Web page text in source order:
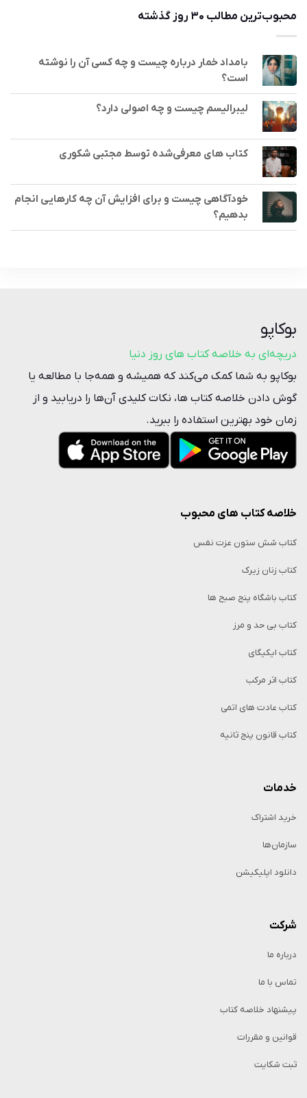
محبوب‌ترین مطالب ۳۰ روز گذشته
بامداد خمار درباره چیست و چه کسی آن را نوشته
است؟
لیبرالیسم چیست و چه اصولی دارد؟
کتاب های معرفی‌شده توسط مجتبی شکوری
خودآگاهی چیست و برای افزایش آن چه کارهایی انجام
بدهیم؟
بوکاپو
دریچه‌ای به خلاصه کتاب‌ های روز دنیا
بوکاپو به شما کمک می‌کند که همیشه و همه‌جا با مطالعه یا
گوش دادن خلاصه‌ کتاب ها، نکات کلیدی آن‌ها را دریابید و از
زمان خود بهترین استفاده را ببرید.
خلاصه کتاب‌ های محبوب
کتاب شش ستون عزت نفس
کتاب زنان زیرک
کتاب باشگاه پنج صبح ها
کتاب بی حد و مرز
کتاب ایکیگای
کتاب اثر مرکب
کتاب عادت های اتمی
کتاب قانون پنج ثانیه
خدمات
خرید اشتراک
سازمان‌ها
دانلود اپلیکیشن
شرکت
درباره ما
تماس با ما
پیشنهاد خلاصه کتاب
قوانین و مقررات
ثبت شکایت